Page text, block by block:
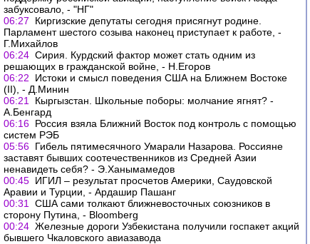
забуксовало, - "НГ"
06:27
Киргизские депутаты сегодня присягнут родине.
Парламент шестого созыва наконец приступает к работе, -
Г.Михайлов
06:24 Сирия. Курдский фактор может стать одним из
решающих в гражданской войне, - Н.Егоров
06:22
Истоки и смысл поведения США на Ближнем Востоке
(II), - Д.Минин
06:21
Кыргызстан. Школьные поборы: молчание ягнят? -
А.Бенгард
06:16 Россия взяла Ближний Восток под контроль с помощью
систем РЭБ
05:56 Гибель пятимесячного Умарали Назарова. Россияне
заставят бывших соотечественников из Средней Азии
ненавидеть себя? - Э.Ханымамедов
00:45 ИГИЛ – результат просчетов Америки, Саудовской
Аравии и Турции, - Ардашир Пашанг
00:31
США сами толкают ближневосточных союзников в
сторону Путина, - Bloomberg
00:24 Железные дороги Узбекистана получили госпакет акций
бывшего Чкаловского авиазавода